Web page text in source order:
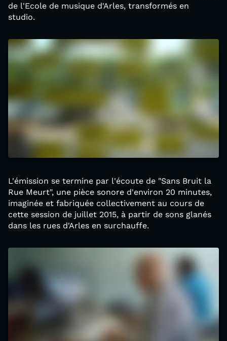
de l'Ecole de musique d'Arles, transformés en
studio.
L'émission se termine par l'écoute de "Sans Bruit la
Rue Meurt", une pièce sonore d'environ 20 minutes,
imaginée et fabriquée collectivement au cours de
cette session de juillet 2015, à partir de sons glanés
dans les rues d'Arles en surchauffe.